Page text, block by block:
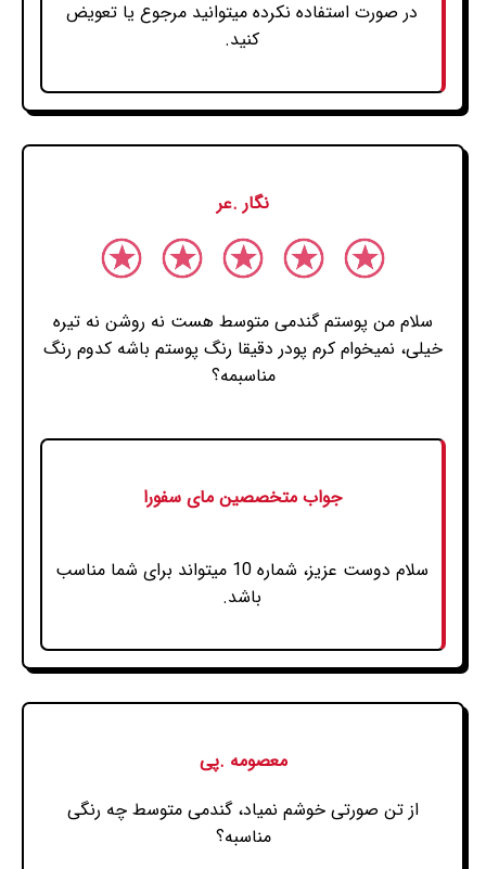
در صورت استفاده نکرده میتوانید مرجوع یا تعویض
کنید.
نگار .عر
سلام من پوستم گندمی متوسط هست نه روشن نه تیره
خیلی، نمیخوام کرم پودر دقیقا رنگ پوستم باشه کدوم رنگ
مناسبمه؟
جواب متخصصین مای سفورا
سلام دوست عزیز، شماره 10 میتواند برای شما مناسب
باشد.
معصومه .پی
از تن صورتی خوشم نمیاد، گندمی متوسط چه رنگی
مناسبه؟